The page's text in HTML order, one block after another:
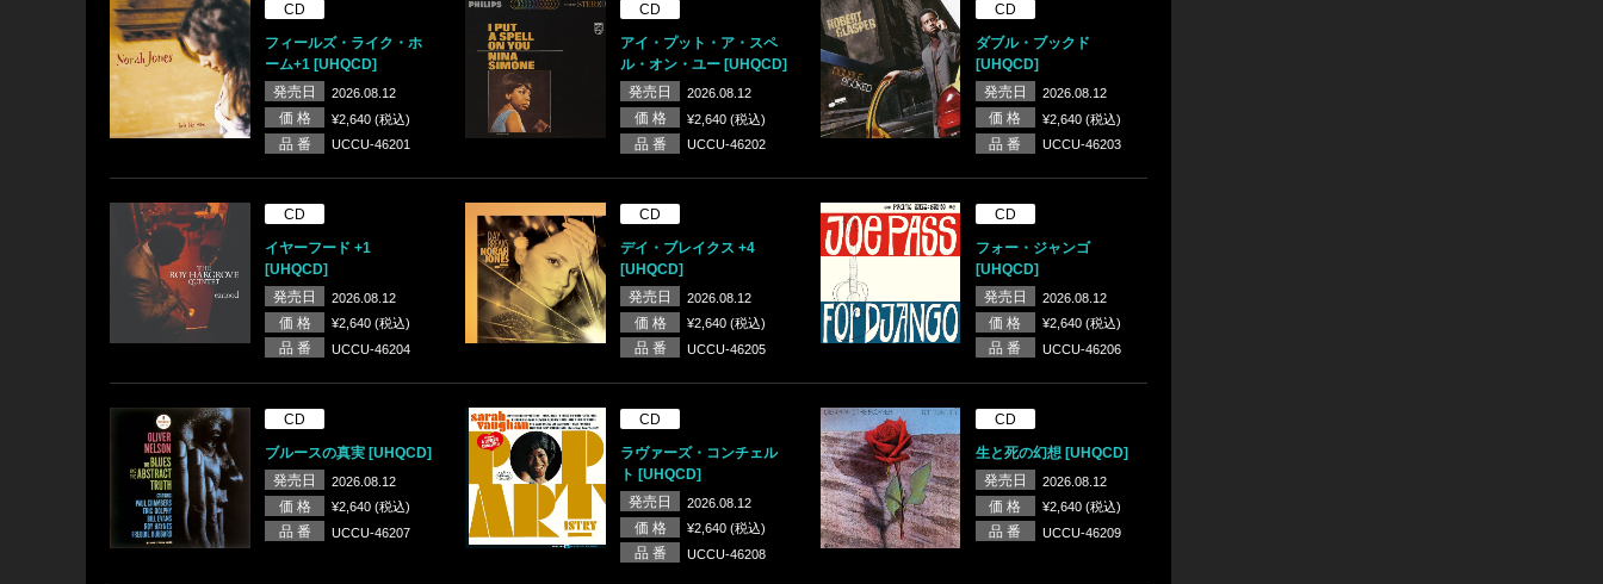
CD
フィールズ・ライク・ホ
ーム+1 [UHQCD]
発売日
2026.08.12
価 格 ¥2,640 (税込)
品 番 UCCU-46201
CD
アイ・プット・ア・スペ
ル・オン・ユー [UHQCD]
発売日
2026.08.12
価 格 ¥2,640 (税込)
品 番 UCCU-46202
CD
ダブル・ブックド
[UHQCD]
発売日
2026.08.12
価 格 ¥2,640 (税込)
品 番 UCCU-46203
CD
イヤーフード +1
[UHQCD]
発売日
2026.08.12
価 格 ¥2,640 (税込)
品 番 UCCU-46204
CD
デイ・ブレイクス +4
[UHQCD]
発売日
2026.08.12
価 格 ¥2,640 (税込)
品 番 UCCU-46205
CD
フォー・ジャンゴ
[UHQCD]
発売日
2026.08.12
価 格 ¥2,640 (税込)
品 番 UCCU-46206
CD
ブルースの真実 [UHQCD]
発売日
2026.08.12
価 格 ¥2,640 (税込)
品 番 UCCU-46207
CD
ラヴァーズ・コンチェル
ト [UHQCD]
発売日
2026.08.12
価 格 ¥2,640 (税込)
品 番 UCCU-46208
CD
生と死の幻想 [UHQCD]
発売日
2026.08.12
価 格 ¥2,640 (税込)
品 番 UCCU-46209